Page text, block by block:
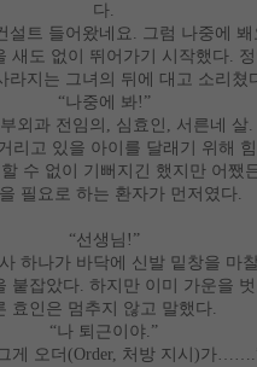
다.
설트 들어왔네요 . 그럼 나중에 봬
새도 없이 뛰어가기 시작했다.
라지는 그녀의 뒤에 대고 소리쳤
“나중에 봐!”
외과 전임의 , 심효인 , 서른네 살.
리고 있을 아이를 달래기 위해
수 없이 기뻐지긴 했지만 어쨌
필요로 하는 환자가 먼저였다.
“선생님 !”
하나가 바닥에 신발 밑창을 마
붙잡았다. 하지만 이미 가운을
효인은 멈추지 않고 말했다.
“나 퇴근이야.”
게 오더 (Order, 처방 지시 )가……